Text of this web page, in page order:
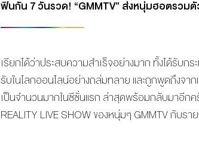
อดุลกิตติพร, นนน-กรภัทร์ เกิดพันธุ์, ไมค์-ชินรัฐ สิ
ชวลิต, เฟิร์ส-คณพันธ์ ปุ้ยตระกูล, เอเจ-ชยพล จุฑาม
เรียกได้ว่าประสบความสำเร็จอย่างมาก ทั้งได้รับกร
รับในโลกออนไลน์อย่างถล่มทลาย และถูกพูดถึงจา
เป็นจำนวนมากในซีซั่นแรก ล่าสุดพร้อมกลับมาอีก
REALITY LIVE SHOW ของหนุ่มๆ GMMTV กับรา